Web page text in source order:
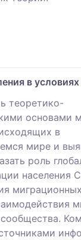
в
теоретико-
основами
в
мире и
роль
населения